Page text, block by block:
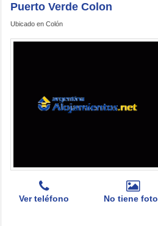
Puerto Verde Colon
Ubicado en Colón
Ver teléfono No tiene